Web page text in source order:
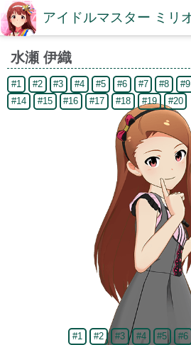
水瀬 伊織
#1 #2 #3 #4 #5 #6 #7 #8 #9
#14
#15 #16 #17 #18 #19 #20
#1 #2 #3 #4 #5 #6